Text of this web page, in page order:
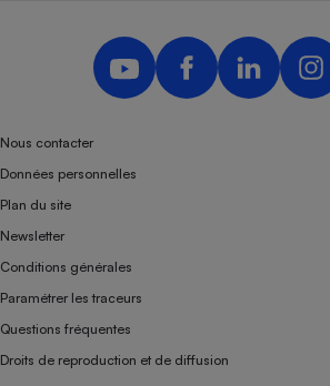
Nous contacter
Données personnelles
Plan du site
Newsletter
Conditions générales
Paramétrer les traceurs
Questions fréquentes
Droits de reproduction et de diffusion